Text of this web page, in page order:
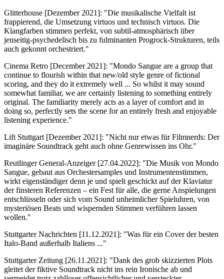
Glitterhouse [Dezember 2021]: "Die musikalische Vielfalt ist
frappierend, die Umsetzung virtuos und technisch virtuos. Die
Klangfarben stimmen perfekt, von subtil-atmosphärisch über
jenseitig-psychedelisch bis zu fulminanten Progrock-Strukturen, teils
auch gekonnt orchestriert."
Cinema Retro [December 2021]: "Mondo Sangue are a group that
continue to flourish within that new/old style genre of fictional
scoring, and they do it extremely well ... So whilst it may sound
somewhat familiar, we are certainly listening to something entirely
original. The familiarity merely acts as a layer of comfort and in
doing so, perfectly sets the scene for an entirely fresh and enjoyable
listening experience."
Lift Stuttgart [Dezember 2021]: "Nicht nur etwas für Filmnerds: Der
imaginäre Soundtrack geht auch ohne Genrewissen ins Ohr."
Reutlinger General-Anzeiger [27.04.2022]: "Die Musik von Mondo
Sangue, gebaut aus Orchestersamples und Instrumentenstimmen,
wirkt eigenständiger denn je und spielt geschickt auf der Klaviatur
der finsteren Referenzen – ein Fest für alle, die gerne Anspielungen
entschlüsseln oder sich vom Sound unheimlicher Spieluhren, von
mysteriösen Beats und wispernden Stimmen verführen lassen
wollen."
Stuttgarter Nachrichten [11.12.2021]: "Was für ein Cover der besten
Italo-Band außerhalb Italiens ..."
Stuttgarter Zeitung [26.11.2021]: "Dank des grob skizzierten Plots
gleitet der fiktive Soundtrack nicht ins rein Ironische ab und